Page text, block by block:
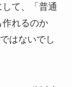
して、「普通
れるのか
はないでし